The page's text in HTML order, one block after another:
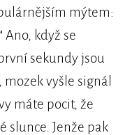
mýtem:
Ano, když se
sekundy jsou
vyšle signál
máte pocit, že
slunce. Jenže pak